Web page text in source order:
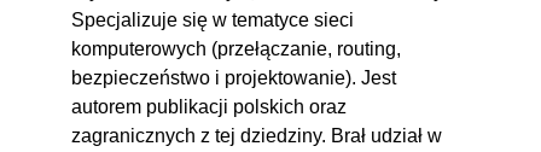
3.11. Fragmentacja pakietów
3.12. Geolokacja w Wireshark
3.13. Analiza protokołów
routingu OSPF
Specjalizuje się w tematyce sieci
komputerowych (przełączanie, routing,
bezpieczeństwo i projektowanie). Jest
autorem publikacji polskich oraz
zagranicznych z tej dziedziny. Brał udział w